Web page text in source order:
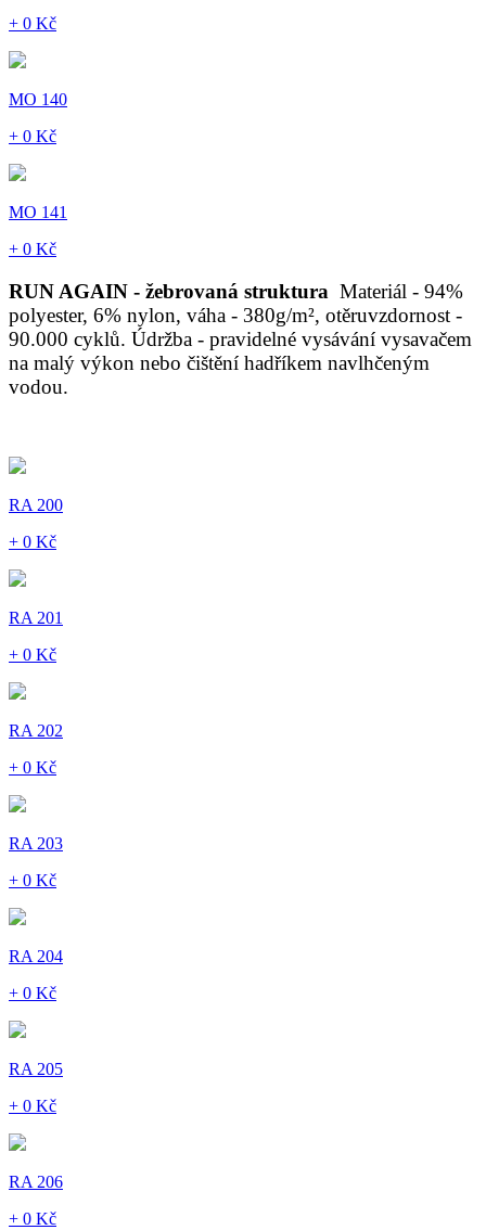
+ 0 Kč
MO 140
+ 0 Kč
MO 141
+ 0 Kč
RUN AGAIN - žebrovaná struktura Materiál - 94%
polyester, 6% nylon, váha - 380g/m², otěruvzdornost -
90.000 cyklů. Údržba - pravidelné vysávání vysavačem
na malý výkon nebo čištění hadříkem navlhčeným
vodou.
RA 200
+ 0 Kč
RA 201
+ 0 Kč
RA 202
+ 0 Kč
RA 203
+ 0 Kč
RA 204
+ 0 Kč
RA 205
+ 0 Kč
RA 206
+ 0 Kč